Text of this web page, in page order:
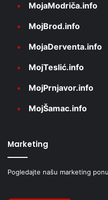
MojaModriča.info
MojBrod.info
MojaDerventa.info
MojTeslić.info
MojPrnjavor.info
MojŠamac.info
Marketing
Pogledajte našu marketing